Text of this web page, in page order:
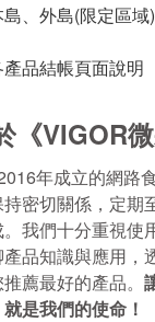
、外島(限定區域)
品結帳頁面說明
《VIGOR
年成立的網路
密切關係，定期
我們十分重視使
品知識與應用，
薦最好的產品。
是我們的使命！